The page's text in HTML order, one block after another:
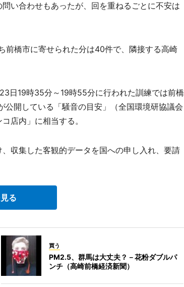
い合わせもあったが、回を重ねるごとに不安は
橋市に寄せられた分は40件で、隣接する高崎
日19時35分～19時55分に行われた訓練では前橋
開している「騒音の目安」（全国環境研協議会
店内」に相当する。
収集した客観的データを国への申し入れ、要請
る
買う
PM2.5、群馬は大丈夫？－花粉ダブルパ
ンチ（高崎前橋経済新聞）